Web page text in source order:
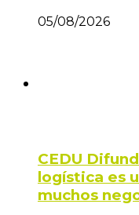
05/08/2026
CEDU
logística es
muchos